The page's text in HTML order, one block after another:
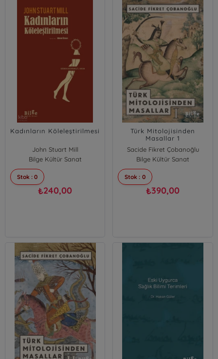
Kadınların Köleleştirilmesi
John Stuart Mill
Bilge Kültür Sanat
Stok : 0
₺240,00
Türk Mitolojisinden
Masallar 1
Sacide Fikret Çobanoğlu
Bilge Kültür Sanat
Stok : 0
₺390,00